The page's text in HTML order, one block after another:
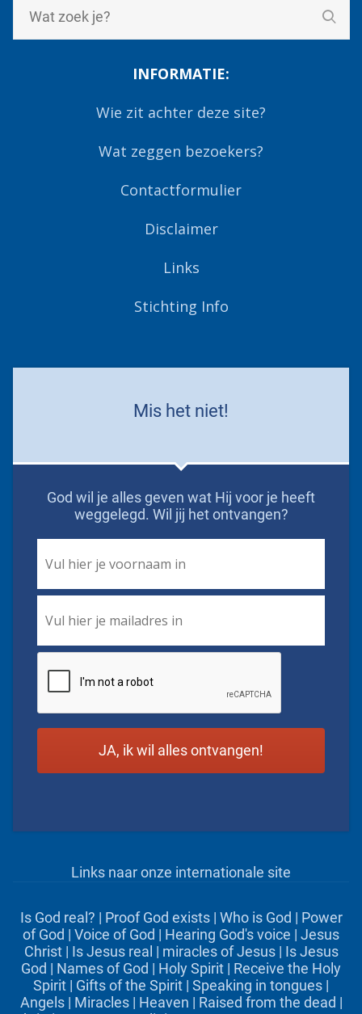
INFORMATIE:
Wie zit achter deze site?
Wat zeggen bezoekers?
Contactformulier
Disclaimer
Links
Stichting Info
Mis het niet!
God wil je alles geven wat Hij voor je heeft
weggelegd. Wil jij het ontvangen?
Name *
Links naar onze internationale site
Is God real? | Proof God exists| Who is God | Power
of God | Voice of God | Hearing God's voice | Jesus
Christ| Is Jesus real | miracles of Jesus| Is Jesus
God | Names of God | Holy Spirit | Receive the Holy
Spirit | Gifts of the Spirit | Speaking in tongues |
Angels| Miracles| Heaven | Raised from the dead |